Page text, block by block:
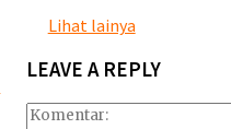
Lihat lainya
LEAVE A REPLY